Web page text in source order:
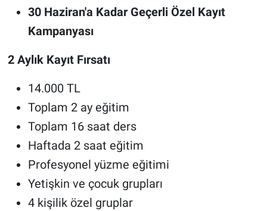
30 Haziran'a Kadar Geçerli Özel Kayıt
Kampanyası
2 Aylık Kayıt Fırsatı
14.000 TL
Toplam 2 ay eğitim
Toplam 16 saat ders
Haftada 2 saat eğitim
Profesyonel yüzme eğitimi
Yetişkin ve çocuk grupları
4 kişilik özel gruplar